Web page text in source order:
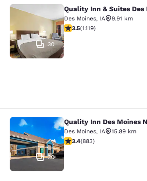
Quality Inn & Suites
30
Quality Inn & Suites
Des Moines, IA
9.91 km
classificação 3.47 estrelas.
3.5(1.119)
Quality Inn Des Moines
30
Quality Inn Des Moines
Des Moines, IA
15.89 km
classificação 3.39 estrelas.
3.4(883)